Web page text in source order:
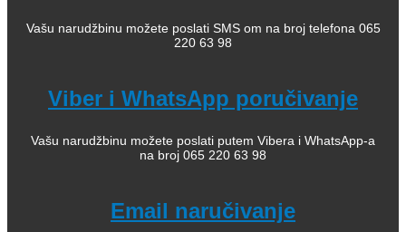
Vašu narudžbinu možete poslati SMS om na broj telefona 065
220 63 98
Viber i WhatsApp poručivanje
Vašu narudžbinu možete poslati putem Vibera i WhatsApp-a
na broj 065 220 63 98
Email naručivanje